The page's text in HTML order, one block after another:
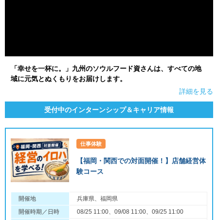
「幸せを一杯に。」九州のソウルフード資さんは、すべての地
域に元気とぬくもりをお届けします。
詳細を見る
受付中のインターンシップ＆キャリア情報
仕事体験
【福岡・関西での対面開催！】店舗経営体
験コース
開催地
兵庫県、福岡県
開催時期／日時
08/25 11:00、09/08 11:00、09/25 11:00